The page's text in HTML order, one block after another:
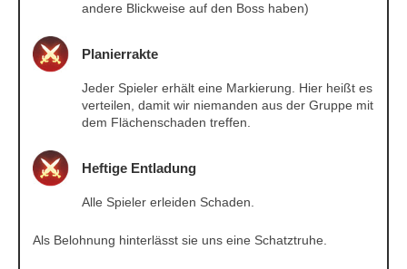
andere Blickweise auf den Boss haben)
Planierrakte
Jeder Spieler erhält eine Markierung. Hier heißt es
verteilen, damit wir niemanden aus der Gruppe mit
dem Flächenschaden treffen.
Heftige Entladung
Alle Spieler erleiden Schaden.
Als Belohnung hinterlässt sie uns eine Schatztruhe.